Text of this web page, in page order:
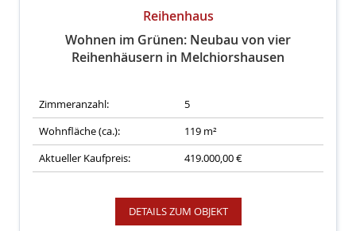
Reihenhaus
Wohnen im Grünen: Neubau von vier
Reihenhäusern in Melchiorshausen
Zimmeranzahl:
5
Wohnfläche (ca.):
119 m²
Aktueller Kaufpreis:
419.000,00 €
DETAILS ZUM OBJEKT